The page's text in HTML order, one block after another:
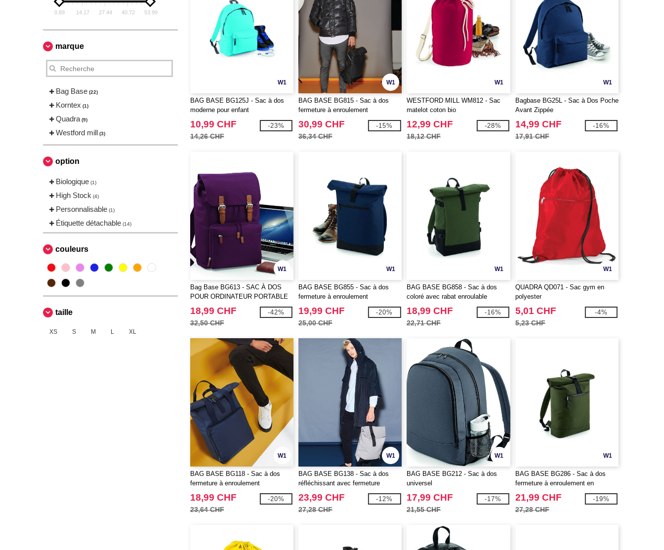
0.89 14.17 27.44 40.72 53.99
marque
Bag Base (22)
Korntex (1)
Quadra (9)
Westford mill (3)
option
Biologique (1)
High Stock (4)
Personnalisable (1)
Étiquette détachable (14)
couleurs
taille
XS S M L XL
W1
BAG BASE BG125J - Sac à dos
moderne pour enfant
10,99 CHF
14,26 CHF
-23%
W1
BAG BASE BG815 - Sac à dos
fermeture à enroulement
30,99 CHF
36,34 CHF
-15%
W1
WESTFORD MILL WM812 - Sac
matelot coton bio
12,99 CHF
18,12 CHF
-28%
W1
Bagbase BG25L - Sac à Dos Poche
Avant Zippée
14,99 CHF
17,91 CHF
-16%
W1
Bag Base BG613 - SAC À DOS
POUR ORDINATEUR PORTABLE
VINTAGE
18,99 CHF
32,50 CHF
-42%
W1
BAG BASE BG855 - Sac à dos
fermeture à enroulement
19,99 CHF
25,00 CHF
-20%
W1
BAG BASE BG858 - Sac à dos
coloré avec rabat enroulable
18,99 CHF
22,71 CHF
-16%
W1
QUADRA QD071 - Sac gym en
polyester
5,01 CHF
5,23 CHF
-4%
W1
BAG BASE BG118 - Sac à dos
fermeture à enroulement
18,99 CHF
23,64 CHF
-20%
W1
BAG BASE BG138 - Sac à dos
réfléchissant avec fermeture
enroulable
23,99 CHF
27,28 CHF
-12%
W1
BAG BASE BG212 - Sac à dos
universel
17,99 CHF
21,55 CHF
-17%
W1
BAG BASE BG286 - Sac à dos
fermeture à enroulement en
matériaux recyclés
21,99 CHF
27,28 CHF
-19%